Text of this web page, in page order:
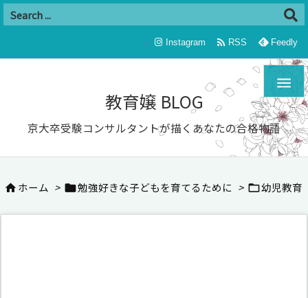
教育嬢 BLOG
京大卒受験コンサルタントが描くあなたの合格物語

Instagram  RSS Feedly
 ホーム > 勉強好きな子どもを育てるために > 幼児教育